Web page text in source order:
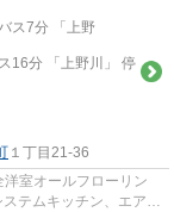
ス7分 「上野
16分 「上野川」 停
１丁目21-36
室オールフローリン
テムキッチン、エアコ